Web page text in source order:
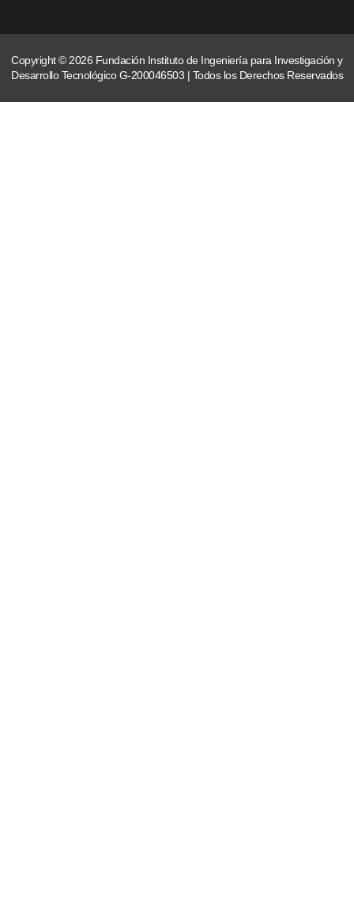
Copyright © 2026 Fundación Instituto de Ingeniería para Investigación y
Desarrollo Tecnológico G-200046503 | Todos los Derechos Reservados